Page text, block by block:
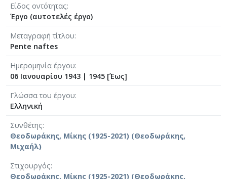
Είδος οντότητας
Έργο (αυτοτελές έργο)
Μεταγραφή τίτλου
Pente naftes
Ημερομηνία έργου
06 Ιανουαρίου 1943 | 1945 [Έως]
Γλώσσα του έργου
Ελληνική
Συνθέτης
Θεοδωράκης, Μίκης (1925-2021) (Θεοδωράκης,
Μιχαήλ)
Στιχουργός
Θεοδωράκης, Μίκης (1925-2021) (Θεοδωράκης,